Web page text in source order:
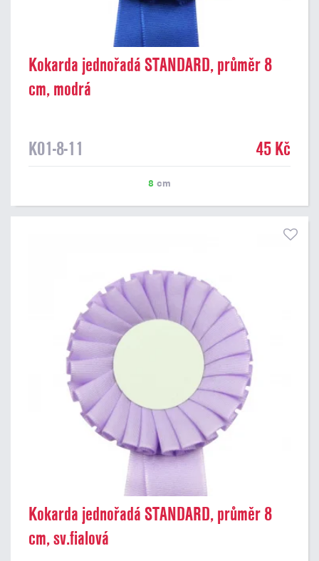
Kokarda jednořadá STANDARD, průměr 8
cm, modrá
K01-8-11 45 Kč
8 cm
Kokarda jednořadá STANDARD, průměr 8
cm, sv.fialová